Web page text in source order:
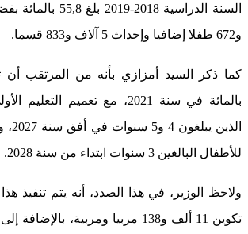
و672 طفلا إضافيا وإحداث 5 آلاف و833 قسما.
بالمائة في سنة 2021، مع تعميم
للأطفال البالغين 3 سنوات ابتداء من سنة 2028.
ولاحظ الوزير، في هذا الصدد، أنه يتم تنفيذ
تكوين 11 ألف و138 مربيا ومربية،